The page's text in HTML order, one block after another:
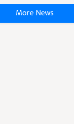
More News